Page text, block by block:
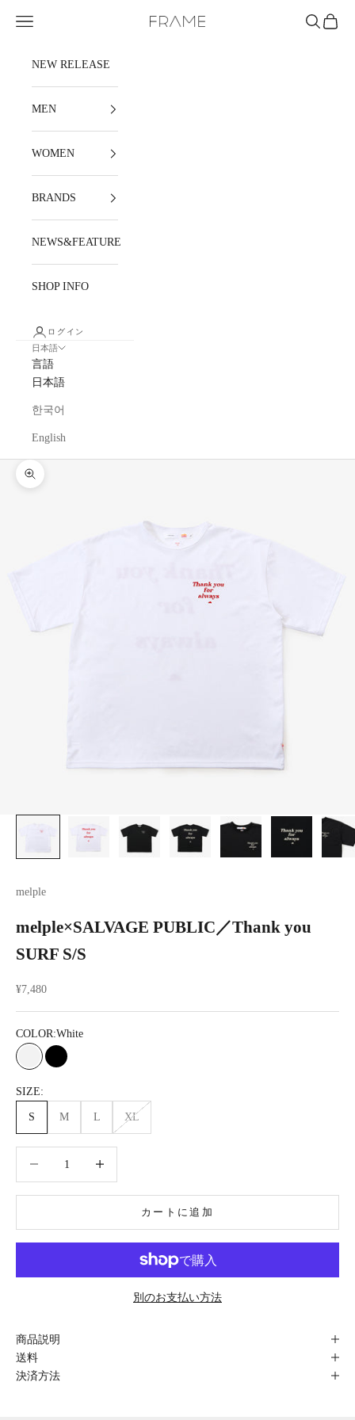
FRAME
メニュー 検索カート
NEW RELEASE
MEN
WOMEN
BRANDS
NEWS&FEATURE
SHOP INFO
ログイン
日本語
言語
日本語
한국어
English
ズームイン
melple
melple×SALVAGE PUBLIC／Thank you
SURF S/S
セール価格
¥7,480
COLOR:White
WhiteBlack
SIZE:
S M L XL
カートに追加
別のお支払い方法
商品説明
送料
決済方法